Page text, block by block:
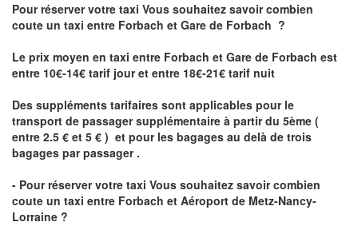
Pour réserver votre taxi Vous souhaitez savoircombien
coute un taxi entre Forbach et Gare de Forbach ?
Le prix moyen en taxi entre Forbach et Gare de Forbach est
entre 10€-14€ tarif jour et entre 18€-21€ tarif nuit
Des suppléments tarifaires sont applicables pour le
transport de passager supplémentaire à partir du 5ème (
entre 2.5 € et 5 € ) et pour les bagages au delà de trois
bagages par passager .
- Pour réserver votre taxi Vous souhaitez savoircombien
coute un taxi entre Forbach et Aéroport de Metz-Nancy-
Lorraine ?